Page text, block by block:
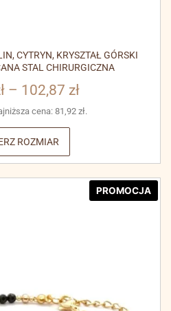
CYTRYN, KRYSZTAŁ GÓRSKI
STAL CHIRURGICZNA
– 102,87 zł
cena: 81,92 zł.
ROZMIAR
PROMOCJA